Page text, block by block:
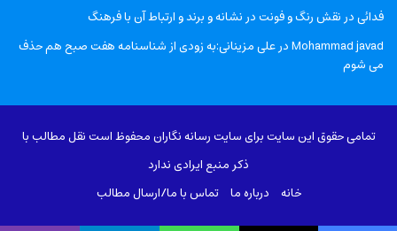
فدائیدرنقش رنگ و فونت در نشانه و برند و ارتباط آن با فرهنگ
Mohammad javadدرعلی مزینانی:به زودی از شناسنامه هفت صبح هم حذف
می شوم
تمامی حقوق این سایت برای سایت رسانه نگاران محفوظ است نقل مطالب با
ذکر منبع ایرادی ندارد
خانه
درباره‌ ما تماس با ما/ارسال مطالب